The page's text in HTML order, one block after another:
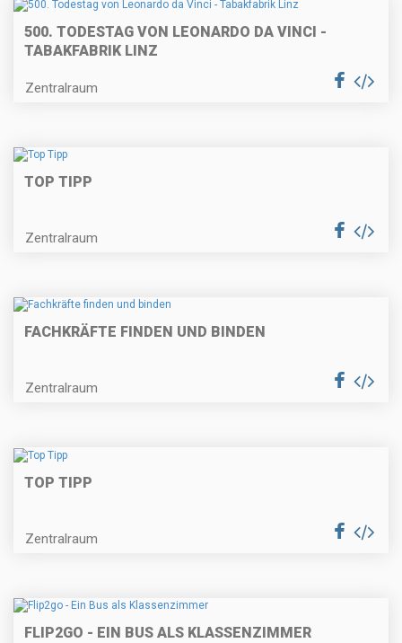
500. TODESTAG VON LEONARDO DA VINCI -
TABAKFABRIK LINZ
Zentralraum
TOP TIPP
Zentralraum
FACHKRÄFTE FINDEN UND BINDEN
Zentralraum
TOP TIPP
Zentralraum
FLIP2GO - EIN BUS ALS KLASSENZIMMER